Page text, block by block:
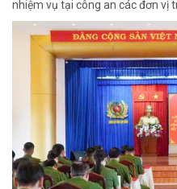
nhiệm vụ tại công an các đơn vị